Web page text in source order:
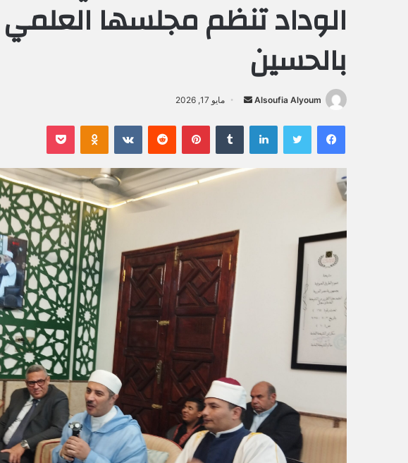
الوداد تنظم مجلسها
بالحسين
Alsoufia Alyoum
ل
ا
مايو 17, 2026
فيسبوك لينكدإن بينتيريست